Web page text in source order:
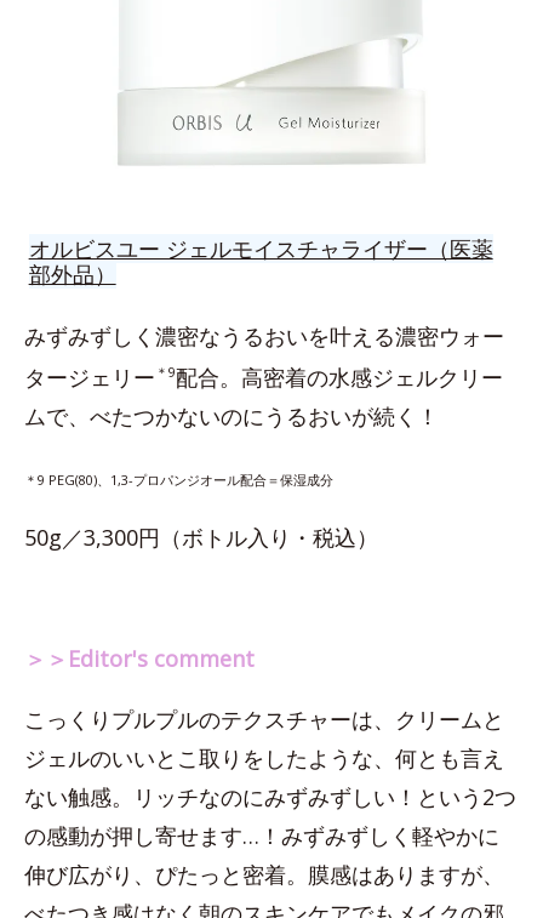
オルビスユー ジェルモイスチャライザー（医薬
部外品）
みずみずしく濃密なうるおいを叶える濃密ウォー
タージェリー ＊9配合。高密着の水感ジェルクリー
ムで、べたつかないのにうるおいが続く！
＊9 PEG(80)、1,3-プロパンジオール配合＝保湿成分
50g／3,300円（ボトル入り・税込）
＞＞Editor's comment
こっくりプルプルのテクスチャーは、クリームと
ジェルのいいとこ取りをしたような、何とも言え
ない触感。リッチなのにみずみずしい！という2つ
の感動が押し寄せます…！みずみずしく軽やかに
伸び広がり、ぴたっと密着。膜感はありますが、